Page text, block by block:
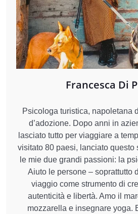
Francesca Di
Psicologa turistica, napoletana
d’adozione. Dopo anni in
lasciato tutto per viaggiare a
visitato 80 paesi, lanciato questo
le mie due grandi passioni: la
Aiuto le persone – soprattutto
viaggio come strumento di
autenticità e libertà. Amo il
mozzarella e insegnare yoga.